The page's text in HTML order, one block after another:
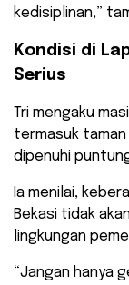
kedisiplinan,”
Kondisi di
Serius
Tri mengaku
termasuk taman
dipenuhi
Ia menilai,
Bekasi tidak
lingkungan
“Jangan hanya